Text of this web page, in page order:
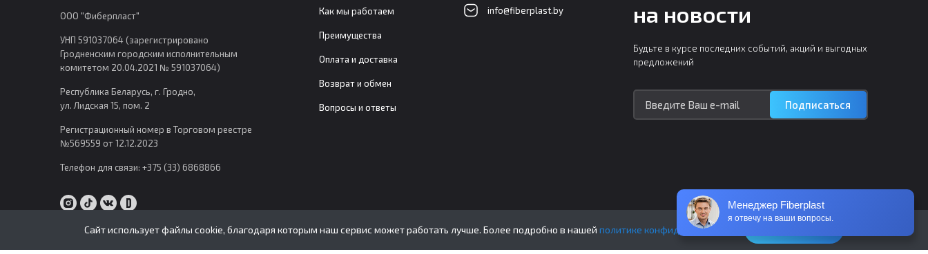
Land Rover
Lexus
Mazda
Mercedes-Benz
Mitsubishi
Nissan
ООО "Фиберпласт"
УНП 591037064 (зарегистрировано
Гродненским городским исполнительным
комитетом 20.04.2021 № 591037064)
Республика Беларусь, г. Гродно,
ул. Лидская 15, пом. 2
Регистрационный номер в Торговом реестре
№569559 от 12.12.2023
Телефон для связи: +375 (33) 6868866
Как мы работаем
Преимущества
Оплата и доставка
Возврат и обмен
Вопросы и ответы
info@fiberplast.by
на новости
Будьте в курсе последних событий, акций и выгодных
предложений
Подписаться
Сайт использует файлы cookie, благодаря которым наш сервис может работать лучше. Более подробно в нашей политике конфиденциальности
Менеджер Fiberplast
я отвечу на ваши вопросы.